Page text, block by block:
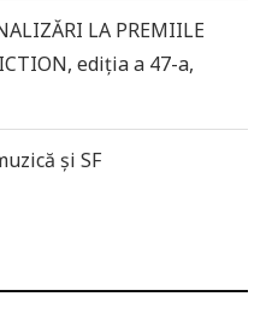
LA PREMIILE
ediția a 47-a,
și SF